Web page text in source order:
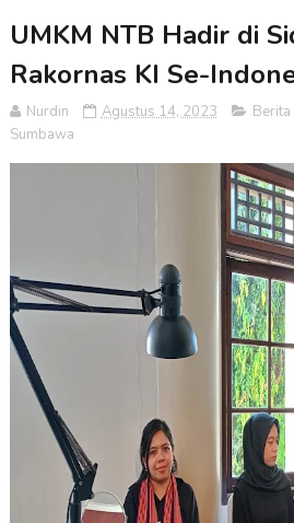
UMKM NTB Hadir di
Rakornas KI Se-
Nurdin Agustus 14, 2023
Sumbawa